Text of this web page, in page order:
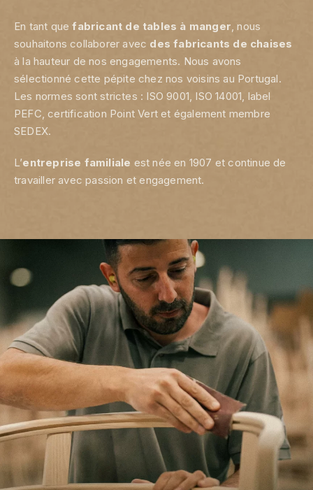
En tant quefabricant de tables à manger , nous
souhaitons collaborer avec desfabricants de chaises
à la hauteur de nos engagements. Nous avons
sélectionné cette pépite chez nos voisins au Portugal.
Les normes sont strictes : ISO 9001, ISO 14001, label
PEFC, certification Point Vert et également membre
SEDEX.
L’entreprise familiale est née en 1907 et continue de
travailler avec passion et engagement.